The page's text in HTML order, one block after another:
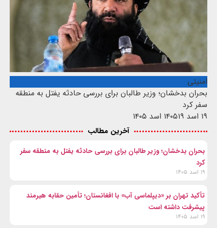
امنیتی
بحران بدخشان؛ وزیر طالبان برای بررسی حادثه یفتل به منطقه
سفر کرد
۱۹ اسد ۱۴۰۵
۱۹ اسد ۱۴۰۵
آخرین مطالب
بحران بدخشان؛ وزیر طالبان برای بررسی حادثه یفتل به منطقه سفر
کرد
۱۹ اسد ۱۴۰۵
تأکید تهران بر «دیپلماسی آب» با افغانستان؛ تأمین حقابه هیرمند
پیشرفت داشته است
۱۹ اسد ۱۴۰۵